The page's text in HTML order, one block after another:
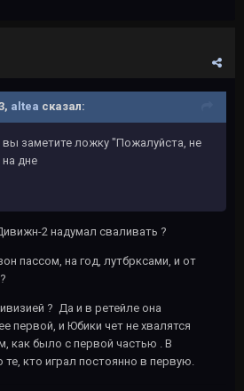
altea сказал:
вы заметите ложку "Пожалуйста, не
дне
2 надумал сваливать ?
пассом, на год, лутбрксами, и от
? Да и в ретейле она
первой, и Юбики чет не хвалятся
как было с первой частью . В
кто играл постоянно в первую.